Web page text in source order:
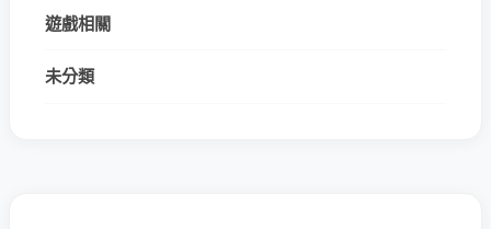
遊戲相關
未分類